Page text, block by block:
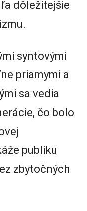
dôležitejšie
syntovými
priamymi a
sa vedia
čo bolo
publiku
zbytočných